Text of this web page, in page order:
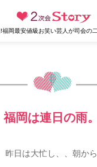
福岡最安値級お笑い芸人が司会の
福岡は連日の雨。
昨日は大忙し、、朝から